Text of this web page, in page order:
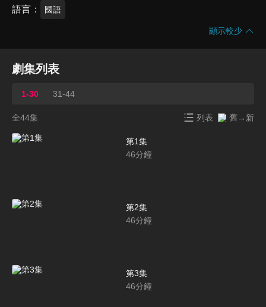
語言 國語
顯示較少
劇集列表
1-30 31-44
全44集 列表 舊→新
第1集
46分鐘
第2集
46分鐘
第3集
46分鐘